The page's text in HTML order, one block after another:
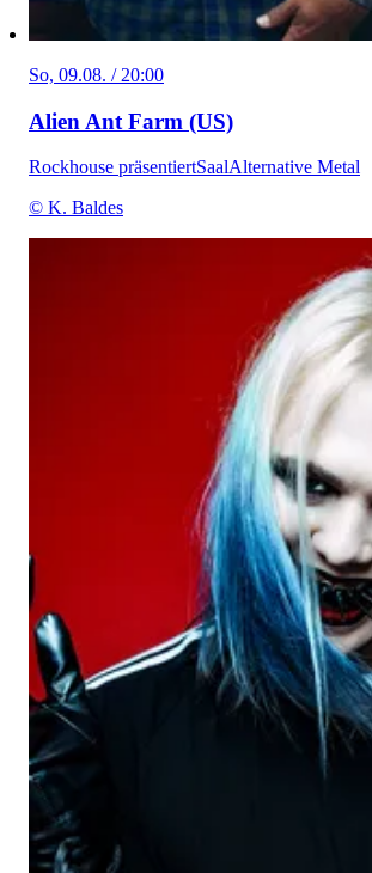
So, 09.08. / 20:00
Alien Ant Farm (US)
Rockhouse präsentiertSaalAlternative Metal
© K. Baldes